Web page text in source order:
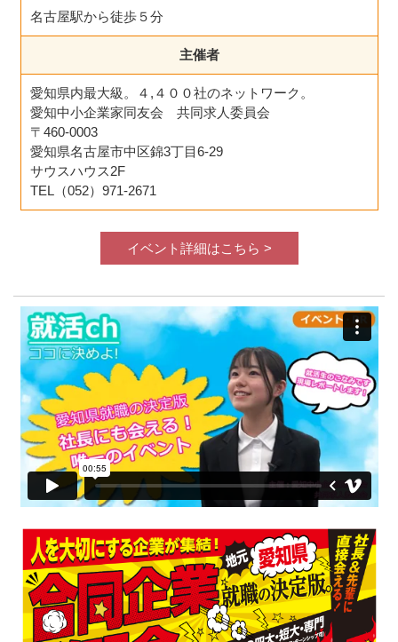
名古屋駅から徒歩５分
主催者
愛知県内最大級。４,４００社のネットワーク。
愛知中小企業家同友会 共同求人委員会
〒460-0003
愛知県名古屋市中区錦3丁目6-29
サウスハウス2F
TEL（052）971-2671
イベント詳細はこちら >